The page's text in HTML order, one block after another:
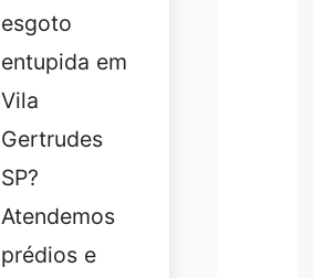
esgoto
entupida em
Vila
Gertrudes
SP?
Atendemos
prédios e